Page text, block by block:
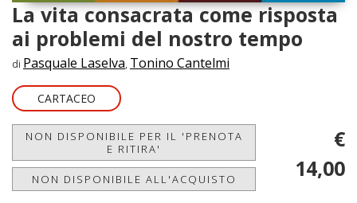
La vita consacrata come risposta
ai problemi del nostro tempo
di Pasquale Laselva, Tonino Cantelmi
CARTACEO
NON DISPONIBILE PER IL 'PRENOTA
E RITIRA'
NON DISPONIBILE ALL'ACQUISTO
€
14,00